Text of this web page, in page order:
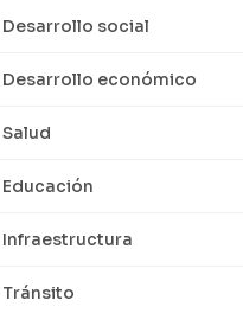
Desarrollo social
Desarrollo económico
Salud
Educación
Infraestructura
Tránsito